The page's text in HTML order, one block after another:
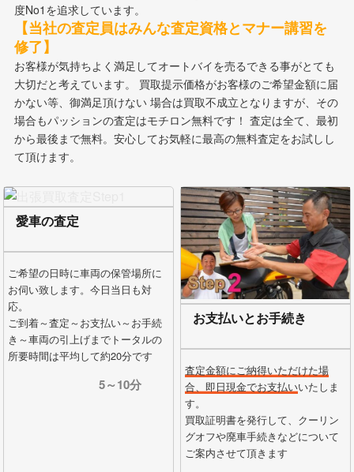
度No1を追求しています。
【当社の査定員はみんな査定資格とマナー講習を
修了】
お客様が気持ちよく満足してオートバイを売るできる事がとても
大切だと考えています。 買取提示価格がお客様のご希望金額に届
かない等、御満足頂けない 場合は買取不成立となりますが、その
場合もパッションの査定はモチロン無料です！ 査定は全て、最初
から最後まで無料。安心してお気軽に最高の無料査定をお試しし
て頂けます。
愛車の査定
ご希望の日時に車両の保管場所に
お伺い致します。今日当日も対
応。
ご到着～査定～お支払い～お手続
き～車両の引上げまでトータルの
所要時間は平均して約20分です
5～10分
お支払いとお手続き
査定金額にご納得いただけた場
合、即日現金でお支払いいたしま
す。
買取証明書を発行して、クーリン
グオフや廃車手続きなどについて
ご案内させて頂きます